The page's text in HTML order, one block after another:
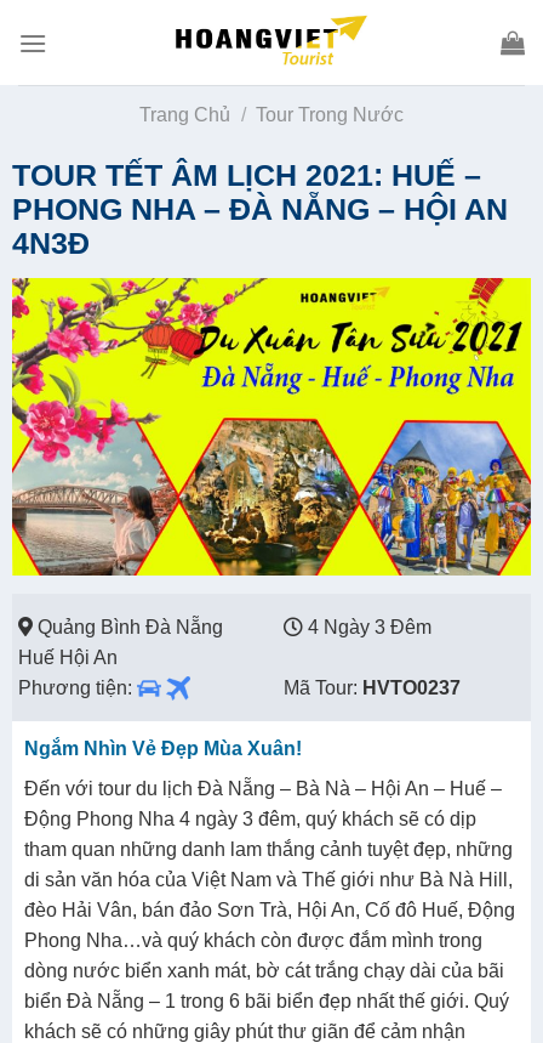
Trang Chủ / Tour Trong Nước
TOUR TẾT ÂM LỊCH 2021: HUẾ –
PHONG NHA – ĐÀ NẴNG – HỘI AN
4N3Đ
Quảng Bình Đà Nẵng
Huế Hội An
4 Ngày 3 Đêm
Phương tiện: Mã Tour: HVTO0237
Ngắm Nhìn Vẻ Đẹp Mùa Xuân!
Đến với tour du lịch Đà Nẵng – Bà Nà – Hội An – Huế –
Động Phong Nha 4 ngày 3 đêm, quý khách sẽ có dịp
tham quan những danh lam thắng cảnh tuyệt đẹp, những
di sản văn hóa của Việt Nam và Thế giới như Bà Nà Hill,
đèo Hải Vân, bán đảo Sơn Trà, Hội An, Cố đô Huế, Động
Phong Nha…và quý khách còn được đắm mình trong
dòng nước biển xanh mát, bờ cát trắng chạy dài của bãi
biển Đà Nẵng – 1 trong 6 bãi biển đẹp nhất thế giới. Quý
khách sẽ có những giây phút thư giãn để cảm nhận